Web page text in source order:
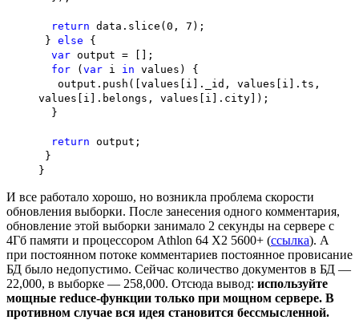
return data.slice(0, 7);
} else {
var output = [];
for ( var i in values) {
output.push([values[i]._id, values[i].ts,
values[i].belongs, values[i].city]);
}
return output;
}
}
И все работало хорошо, но возникла проблема скорости
обновления выборки. После занесения одного комментария,
обновление этой выборки занимало 2 секунды на сервере с
4Гб памяти и процессором Athlon 64 X2 5600+ (ссылка). А
при постоянном потоке комментариев постоянное провисание
БД было недопустимо. Сейчас количество документов в БД —
22,000, в выборке — 258,000. Отсюда вывод: используйте
мощные reduce-функции только при мощном сервере. В
противном случае вся идея становится бессмысленной.